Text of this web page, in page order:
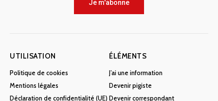
Je m'abonne
UTILISATION
Politique de cookies
Mentions légales
Déclaration de confidentialité (UE)
ÉLÉMENTS
J’ai une information
Devenir pigiste
Devenir correspondant